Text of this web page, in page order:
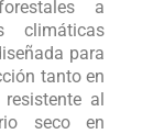
a
climáticas
para
tanto en
al
seco en